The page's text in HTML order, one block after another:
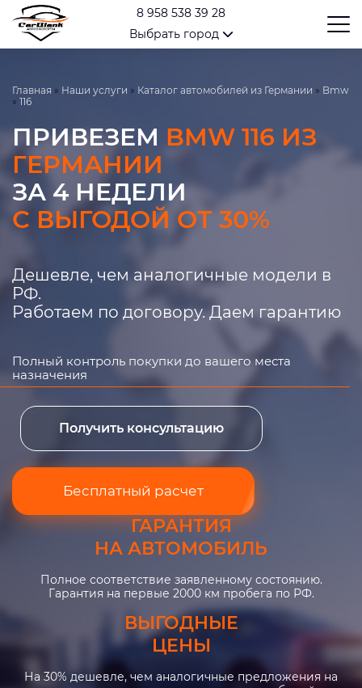
8 958 538 39 28
Выбрать город
Главная » Наши услуги » Каталог автомобилей из Германии » Bmw
» 116
ПРИВЕЗЕМ BMW 116 ИЗ
ГЕРМАНИИ
ЗА 4 НЕДЕЛИ
С ВЫГОДОЙ ОТ 30%
Дешевле, чем аналогичные модели в
РФ.
Работаем по договору. Даем гарантию
Полный контроль покупки до вашего места
назначения
Получить консультацию
Бесплатный расчет
ГАРАНТИЯ
НА АВТОМОБИЛЬ
Полное соответствие заявленному состоянию.
Гарантия на первые 2000 км пробега по РФ.
ВЫГОДНЫЕ
ЦЕНЫ
На 30% дешевле, чем аналогичные предложения на